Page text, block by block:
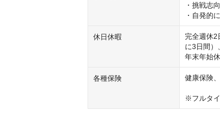
・挑戦志
・自発的
休日休暇
完全週休2
に3日間）、
年末年始
各種保険 健康保険
※フルタイ